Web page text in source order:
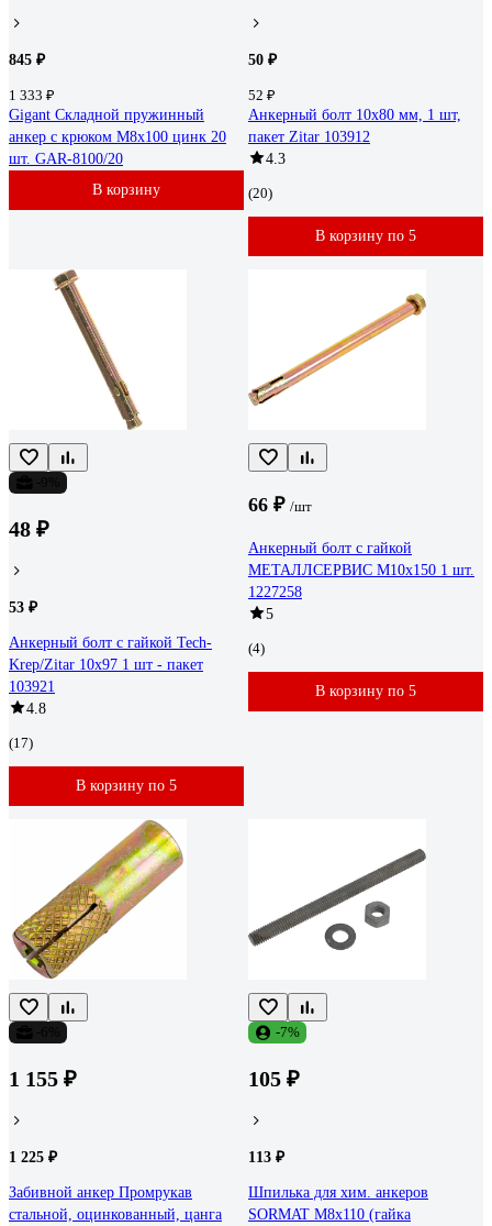
845 ₽
1 333 ₽
Gigant Складной пружинный
анкер с крюком М8х100 цинк 20
шт. GAR-8100/20
В корзину
50 ₽
52 ₽
Анкерный болт 10x80 мм, 1 шт,
пакет Zitar 103912
4.3
(20)
В корзину по 5
48 ₽
53 ₽
Анкерный болт с гайкой Tech-
Krep/Zitar 10х97 1 шт - пакет
103921
4.8
(17)
В корзину по 5
66 ₽ /шт
Анкерный болт с гайкой
МЕТАЛЛСЕРВИС М10x150 1 шт.
1227258
5
(4)
В корзину по 5
1 155 ₽
1 225 ₽
Забивной анкер Промрукав
стальной, оцинкованный, цанга
-7%
105 ₽
113 ₽
Шпилька для хим. анкеров
SORMAT М8х110 (гайка